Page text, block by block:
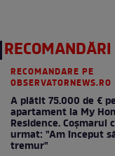
RECOMANDĂRI
RECOMANDARE PE
OBSERVATORNEWS.RO
A plătit 75.000 de €
apartament la My
Residence. Coşmarul
urmat: "Am început
tremur"